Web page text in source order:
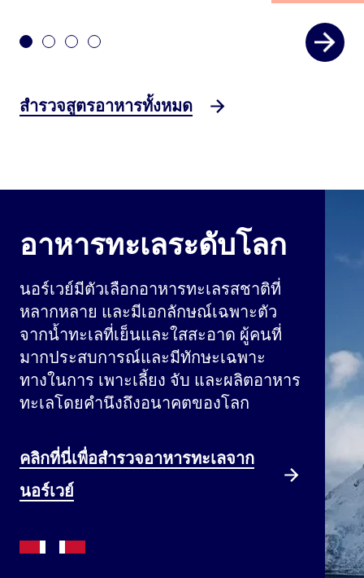
สำรวจสูตรอาหารทั้งหมด
อาหารทะเลระดับโลก
นอร์เวย์มีตัวเลือกอาหารทะเลรสชาติที่
หลากหลาย และมีเอกลักษณ์เฉพาะตัว
จากน้ำทะเลที่เย็นและใสสะอาด ผู้คนที่
มากประสบการณ์และมีทักษะเฉพาะ
ทางในการ เพาะเลี้ยง จับ และผลิตอาหาร
ทะเลโดยคำนึงถึงอนาคตของโลก
คลิกที่นี่เพื่อสำรวจอาหารทะเลจาก
นอร์เวย์